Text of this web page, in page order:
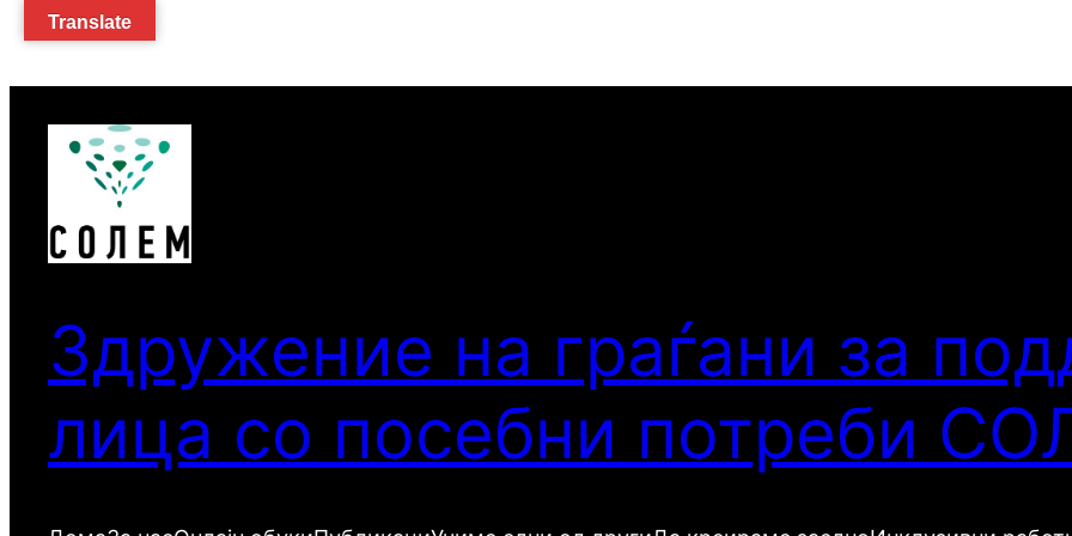
Оди
Здружение на граѓани за
лица со посебни потреби
Translate